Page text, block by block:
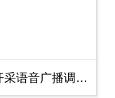
冶炼开采语音广播调度系统V1